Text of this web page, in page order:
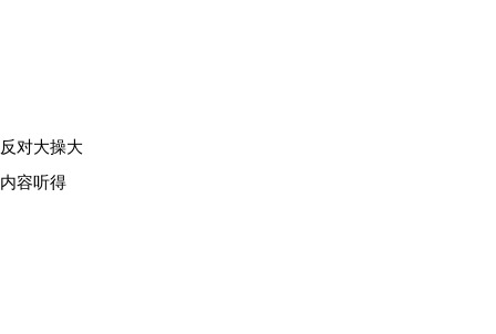
对大操大
容听得